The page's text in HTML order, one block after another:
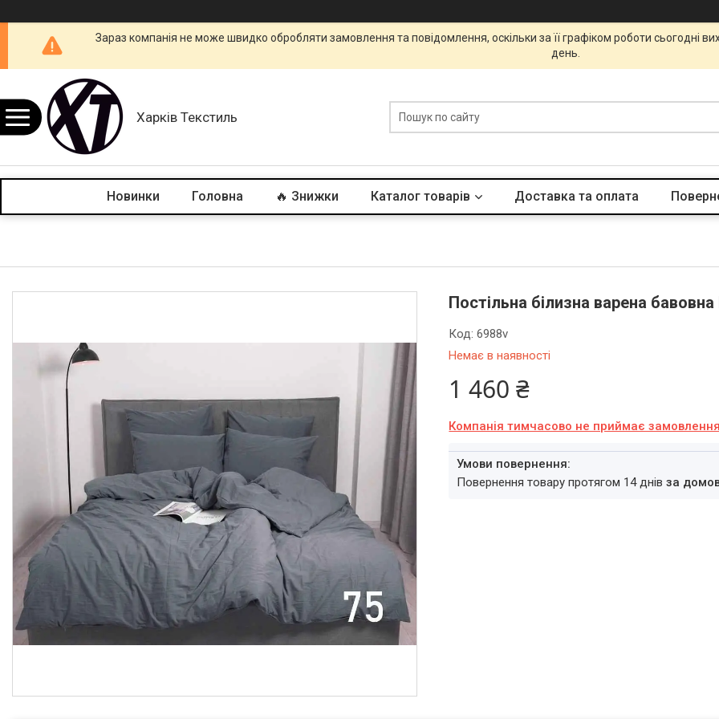
Зараз компанія не може швидко обробляти замовлення та повідомлення, оскільки за її графіком роботи сьогодні
день.
Харків Текстиль
Новинки Головна 🔥 Знижки Каталог товарів Доставка та оплата
Постільна білизна варена
Немає в наявності
Код:6988v
1 460 ₴
Компанія тимчасово не приймає замовлення
повернення товару протягом 14 днівза